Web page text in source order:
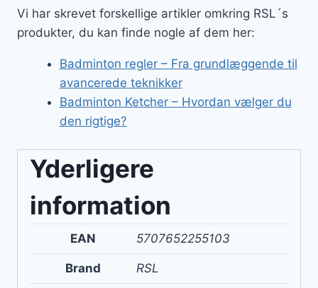
Vi har skrevet forskellige artikler omkring RSL´s
produkter, du kan finde nogle af dem her:
Badminton regler – Fra grundlæggende til
avancerede teknikker
Badminton Ketcher – Hvordan vælger du
den rigtige?
Yderligere
information
EAN 5707652255103
Brand RSL